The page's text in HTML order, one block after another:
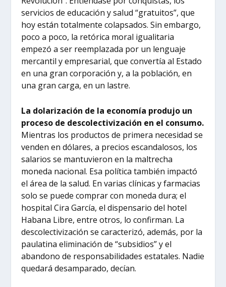
servicios de educación y salud “gratuitos”, que
hoy están totalmente colapsados. Sin embargo,
poco a poco, la retórica moral igualitaria
empezó a ser reemplazada por un lenguaje
mercantil y empresarial, que convertía al Estado
en una gran corporación y, a la población, en
una gran carga, en un lastre.
La dolarización de la economía produjo un
proceso de descolectivización en el consumo.
Mientras los productos de primera necesidad se
venden en dólares, a precios escandalosos, los
salarios se mantuvieron en la maltrecha
moneda nacional. Esa política también impactó
el área de la salud. En varias clínicas y farmacias
solo se puede comprar con moneda dura; el
hospital Cira García, el dispensario del hotel
Habana Libre, entre otros, lo confirman. La
descolectivización se caracterizó, además, por la
paulatina eliminación de “subsidios” y el
abandono de responsabilidades estatales. Nadie
quedará desamparado, decían.